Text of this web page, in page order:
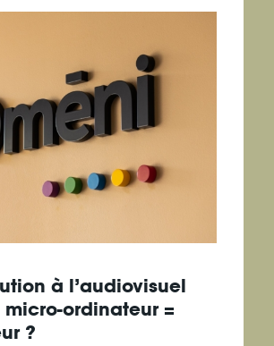
à l’audiovisuel
ordinateur =
?